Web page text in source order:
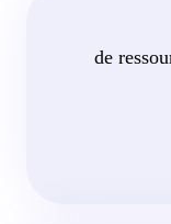
de